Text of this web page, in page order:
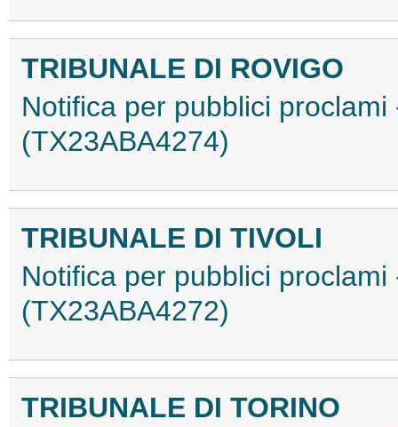
TRIBUNALE DI ROVIGO
Notifica per pubblici
(TX23ABA4274)
TRIBUNALE DI TIVOLI
Notifica per pubblici
(TX23ABA4272)
TRIBUNALE DI TORINO